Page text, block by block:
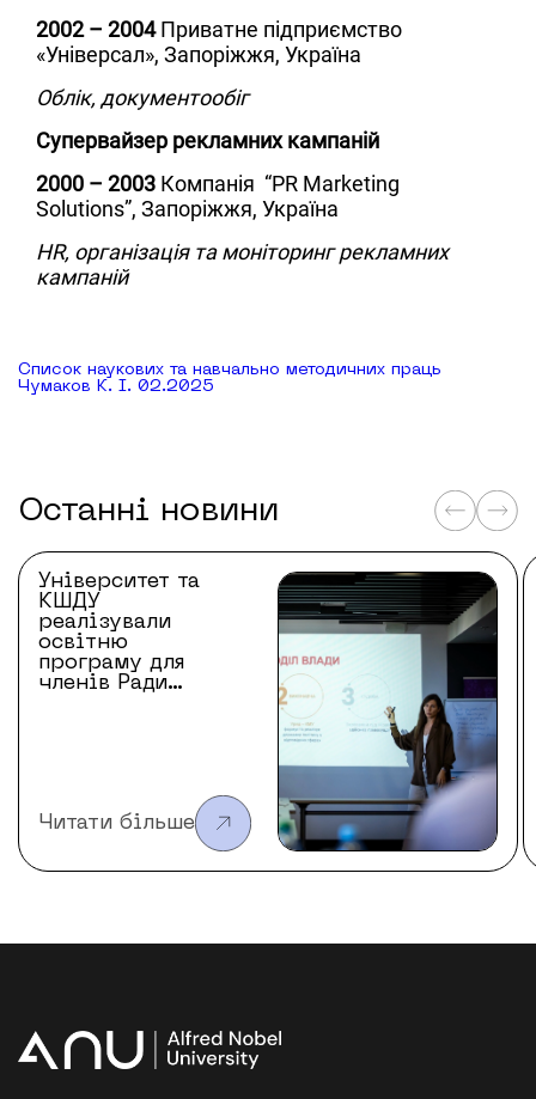
2002 – 2004Приватне підприємство
«Універсал», Запоріжжя, Україна
Облік, документообіг
Супервайзер рекламних кампаній
2000 – 2003 Компанія “PR Marketing
Solutions”, Запоріжжя, Україна
HR, організація та моніторинг рекламних
кампаній
Список наукових та навчально методичних праць
Чумаков К. І. 02.2025
Останні новини
Університет та
КШДУ
реалізували
освітню
програму для
членів Ради
Читати більше